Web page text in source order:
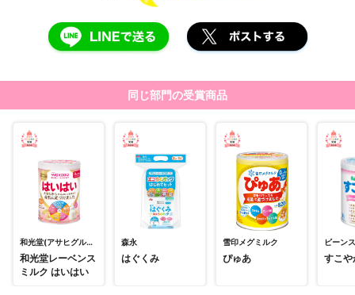
同じ部門の受賞商品
和光堂(アサヒグループ食品株式会社)
和光堂レーベンス
ミルク はいはい
森永
はぐくみ
雪印メグミルク
ぴゅあ
ビーン
すこや